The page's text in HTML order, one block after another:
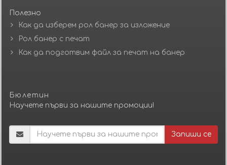
Полезно
Как да изберем рол банер за изложение
Рол банер с печат
Как да подготвим файл за печат на банер
Бюлетин
Научете първи за нашите промоции!
Запиши се